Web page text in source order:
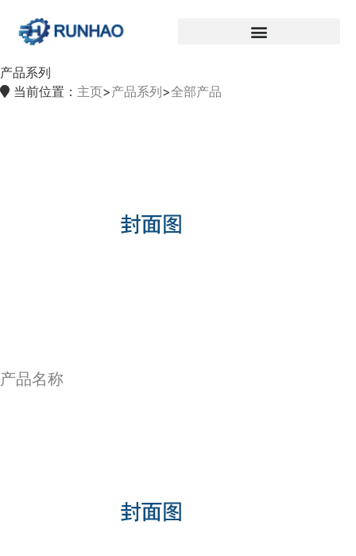
产品系列
当前位置： 主页>产品系列>全部产品
产品名称